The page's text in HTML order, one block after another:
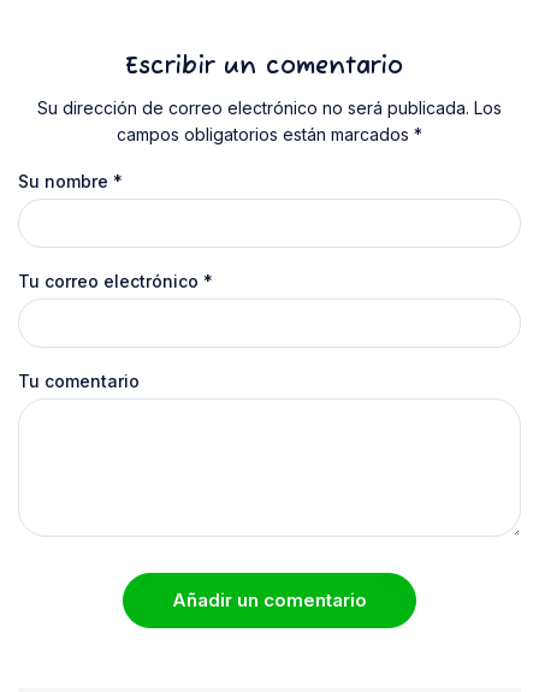
Escribir un comentario
Su dirección de correo electrónico no será publicada. Los
campos obligatorios están marcados *
Su nombre *
Tu correo electrónico *
Tu comentario
Añadir un comentario